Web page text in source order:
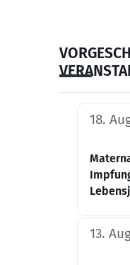
18.
13.